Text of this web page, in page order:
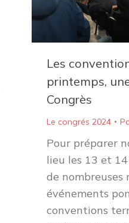
Les
printemps,
Congrès
Le congrés 2024
Pour préparer
lieu les 13 et
de nombreuses
événements
conventions